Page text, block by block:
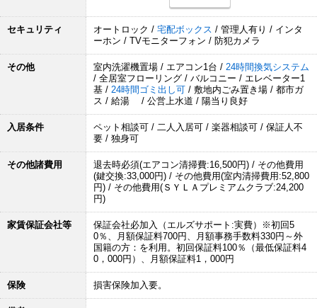
セキュリティ オートロック / 宅配ボックス / 管理人有り / インタ
ーホン / TVモニターフォン / 防犯カメラ
その他 室内洗濯機置場 / エアコン1台 / 24時間換気システム
/ 全居室フローリング / バルコニー / エレベーター1
基 / 24時間ゴミ出し可 / 敷地内ごみ置き場 / 都市ガ
ス / 給湯 / 公営上水道 / 陽当り良好
入居条件
ペット相談可 / 二人入居可 / 楽器相談可 / 保証人不
要 / 独身可
その他諸費用
退去時必須(エアコン清掃費:16,500円) / その他費用
(鍵交換:33,000円) / その他費用(室内清掃費用:52,800
円) / その他費用(ＳＹＬＡプレミアムクラブ:24,200
円)
家賃保証会社等
保証会社必加入（エルズサポート:実費）※初回5
0％、月額保証料700円、月額事務手数料330円～外
国籍の方：を利用。初回保証料100％（最低保証料4
0，000円）、月額保証料1，000円
保険 損害保険加入要。